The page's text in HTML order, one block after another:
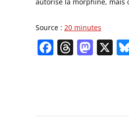
autorise la morphine, mais
Source : 20 minutes
Facebook
X
Navigation